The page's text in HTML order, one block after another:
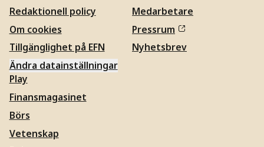
Redaktionell policy
Om cookies
Tillgänglighet på EFN
Ändra datainställningar
Medarbetare
Pressrum
Nyhetsbrev
Play
Finansmagasinet
Börs
Vetenskap